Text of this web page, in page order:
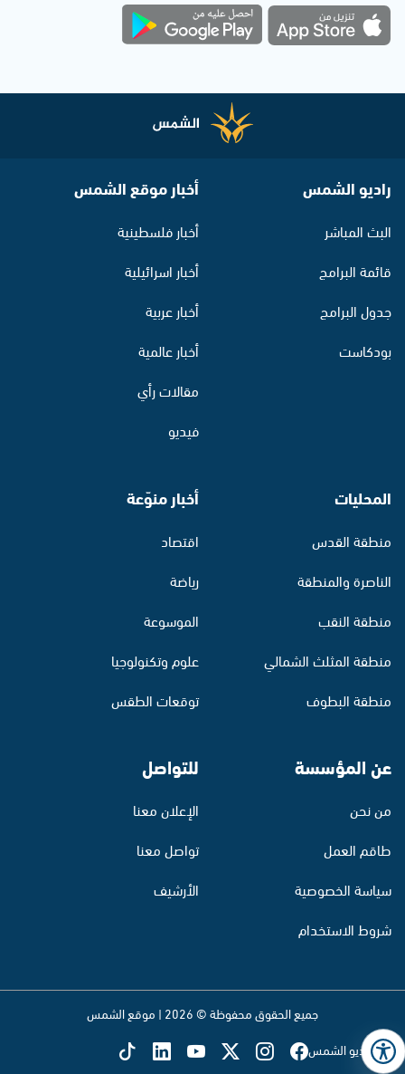
راديو الشمس
البث المباشر
قائمة البرامج
جدول البرامج
بودكاست
أخبار موقع الشمس
أخبار فلسطينية
أخبار اسرائيلية
أخبار عربية
أخبار عالمية
مقالات رأي
فيديو
المحليات
منطقة القدس
الناصرة والمنطقة
منطقة النقب
منطقة المثلث الشمالي
منطقة البطوف
أخبار منوّعة
اقتصاد
رياضة
الموسوعة
علوم وتكنولوجيا
توقعات الطقس
عن المؤسسة
من نحن
طاقم العمل
سياسة الخصوصية
شروط الاستخدام
للتواصل
الإعلان معنا
تواصل معنا
الأرشيف
جميع الحقوق محفوظة © 2026 | موقع الشمس
تابع راديو الشمس